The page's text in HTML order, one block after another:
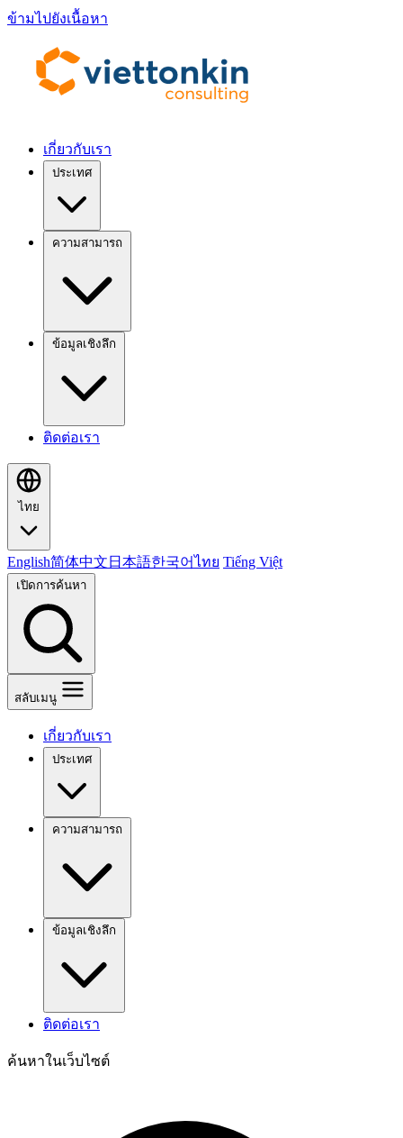
ข้ามไปยังเนื้อหา
เกี่ยวกับเรา
ประเทศ
ความสามารถ
ข้อมูลเชิงลึก
ติดต่อเรา
ไทย
English简体中文 日本語한국어ไทย Tiếng Việt
เปิดการค้นหา
สลับเมนู
เกี่ยวกับเรา
ประเทศ
ความสามารถ
ข้อมูลเชิงลึก
ติดต่อเรา
ค้นหาในเว็บไซต์